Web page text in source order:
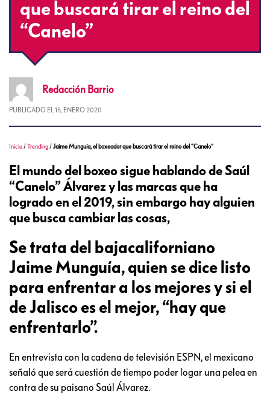
que buscará tirar el reino del
“Canelo”
Redacción Barrio
PUBLICADO EL 15, ENERO 2020
Inicio /Trending /Jaime Munguía, el boxeador que buscará tirar el reino del “Canelo”
El mundo del boxeo sigue hablando de Saúl
“Canelo” Álvarez y las marcas que ha
logrado en el 2019, sin embargo hay alguien
que busca cambiar las cosas,
Se trata del bajacaliforniano
Jaime Munguía, quien se dice listo
para enfrentar a los mejores y si el
de Jalisco es el mejor, “hay que
enfrentarlo”.
En entrevista con la cadena de televisión ESPN, el mexicano
señaló que será cuestión de tiempo poder logar una pelea en
contra de su paisano Saúl Álvarez.